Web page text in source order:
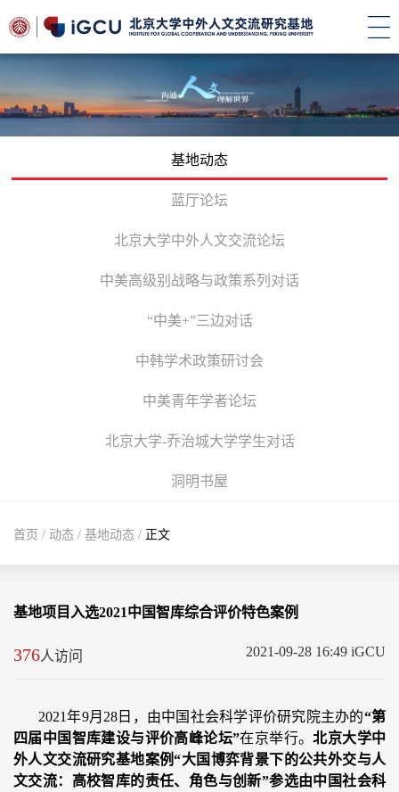
基地动态
蓝厅论坛
北京大学中外人文交流论坛
中美高级别战略与政策系列对话
“中美+”三边对话
中韩学术政策研讨会
中美青年学者论坛
北京大学-乔治城大学学生对话
洞明书屋
首页 / 动态 / 基地动态 / 正文
基地项目入选2021中国智库综合评价特色案例
2021-09-28 16:49 iGCU
376人访问
2021年9月28日，由中国社会科学评价研究院主办的“第
四届中国智库建设与评价高峰论坛”在京举行。北京大学中
外人文交流研究基地案例“大国博弈背景下的公共外交与人
文交流：高校智库的责任、角色与创新”参选由中国社会科